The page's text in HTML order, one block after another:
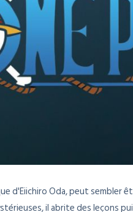
d'Eiichiro Oda, peut
il abrite des leçons